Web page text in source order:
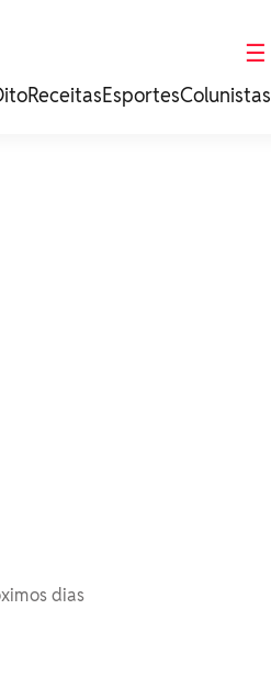
☰
ReceitasEsportesColunistas
dias